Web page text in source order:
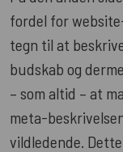
fordel for
tegn til at
budskab og
– som altid – at
meta-
vildledende.